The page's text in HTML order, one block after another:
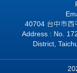
40704 台中市西
Address : No.
District,